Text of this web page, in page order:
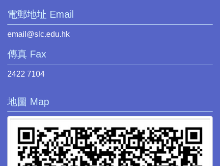
電郵地址 Email
email@slc.edu.hk
傳真 Fax
2422 7104
地圖 Map